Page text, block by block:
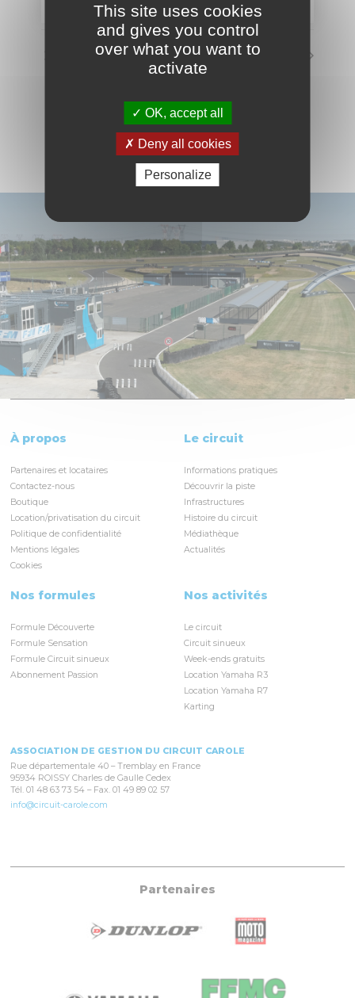
Circuit fermé Circuit fermé
VOIR LE CALENDRIER COMPLET
À propos
Partenaires et locataires
Contactez-nous
Boutique
Location/privatisation du circuit
Politique de confidentialité
Mentions légales
Cookies
Le circuit
Informations pratiques
Découvrir la piste
Infrastructures
Histoire du circuit
Médiathèque
Actualités
Nos formules
Formule Découverte
Formule Sensation
Formule Circuit sinueux
Abonnement Passion
Nos activités
Le circuit
Circuit sinueux
Week-ends gratuits
Location Yamaha R3
Location Yamaha R7
Karting
ASSOCIATION DE GESTION DU CIRCUIT CAROLE
Rue départementale 40 – Tremblay en France
95934 ROISSY Charles de Gaulle Cedex
Tél. 01 48 63 73 54 – Fax. 01 49 89 02 57
info@circuit-carole.com
Partenaires
This site uses cookies
and gives you control
over what you want to
activate
OK, accept all
Deny all cookies
Personalize